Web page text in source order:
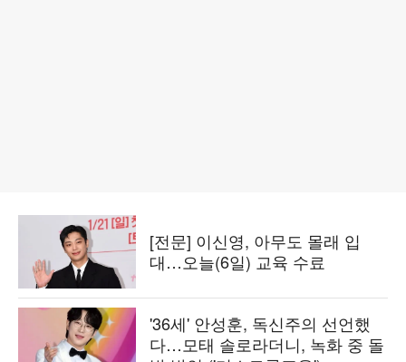
[전문] 이신영, 아무도 몰래 입
대…오늘(6일) 교육 수료
'36세' 안성훈, 독신주의 선언했
다…모태 솔로라더니, 녹화 중 돌